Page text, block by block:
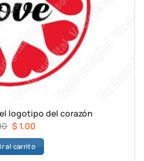
logotipo del corazón
El
precio
original
$ 1.00El
precio
actual
al carrito